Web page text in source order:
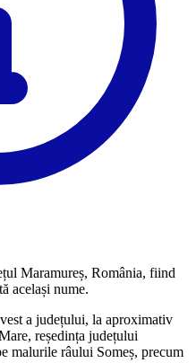
Maramureș, România, fiind
același nume.
a județului, la aproximativ
reședința județului
malurile râului Someș, precum